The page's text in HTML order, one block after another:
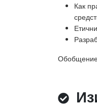
Как